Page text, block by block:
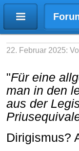
22. Februar 2025:
"Für eine
man in den
aus der
Dirigismus?